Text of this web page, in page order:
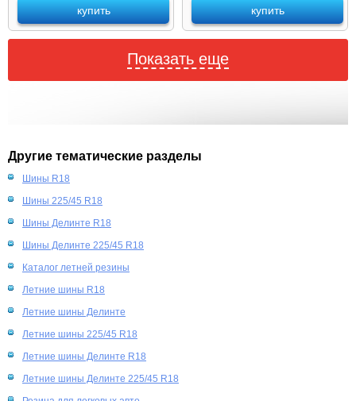
купить купить
Показать еще
Другие тематические разделы
Шины R18
Шины 225/45 R18
Шины Делинте R18
Шины Делинте 225/45 R18
Каталог летней резины
Летние шины R18
Летние шины Делинте
Летние шины 225/45 R18
Летние шины Делинте R18
Летние шины Делинте 225/45 R18